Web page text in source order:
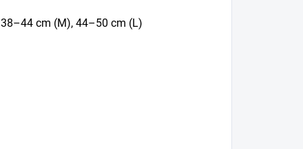
cm (M), 44–50 cm (L)